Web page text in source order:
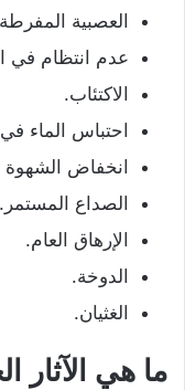
العصبية
عدم انتظام في
الاكتئاب.
احتباس الماء
انخفاض الشهوة
الصداع المستمر.
الإرهاق العام.
الدوخة.
الغثيان.
ما هي الآثار